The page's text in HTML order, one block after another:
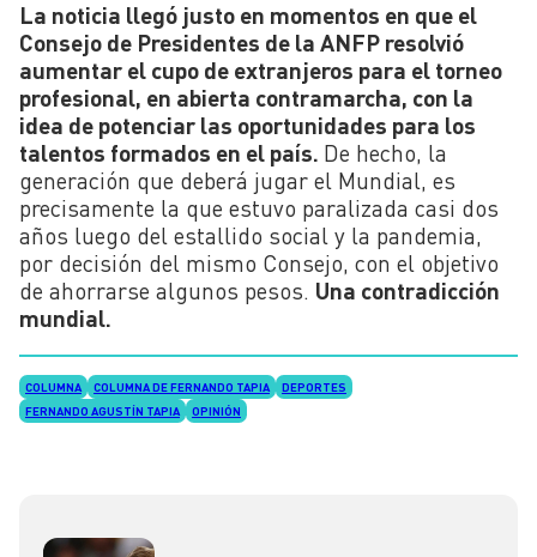
La noticia llegó justo en momentos en que el
Consejo de Presidentes de la ANFP resolvió
aumentar el cupo de extranjeros para el torneo
profesional, en abierta contramarcha, con la
idea de potenciar las oportunidades para los
talentos formados en el país. De hecho, la
generación que deberá jugar el Mundial, es
precisamente la que estuvo paralizada casi dos
años luego del estallido social y la pandemia,
por decisión del mismo Consejo, con el objetivo
de ahorrarse algunos pesos. Una contradicción
mundial.
COLUMNA COLUMNA DE FERNANDO TAPIA
DEPORTES
FERNANDO AGUSTÍN TAPIA
OPINIÓN